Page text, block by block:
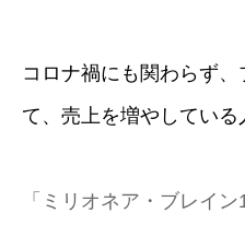
コロナ禍にも関わらず
て、売上を増やしてい
「ミリオネア・ブレイン